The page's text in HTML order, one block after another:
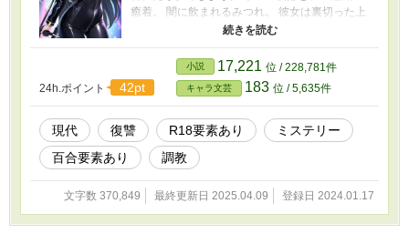
癒着。 闇に飲まれるみつれ。 彼女は裏切った上
官とテロ組織に復讐を誓う。 ※表紙・挿絵はAI
24h.ポイント 42pt
小説 17,221 位 / 228,781件
キャラ文芸 183 位 / 5,635件
現代 復讐 R18要素あり
ミステリー
百合要素あり
調教
文字数 370,849 最終更新日 2025.04.09 登録日 2024.01.17